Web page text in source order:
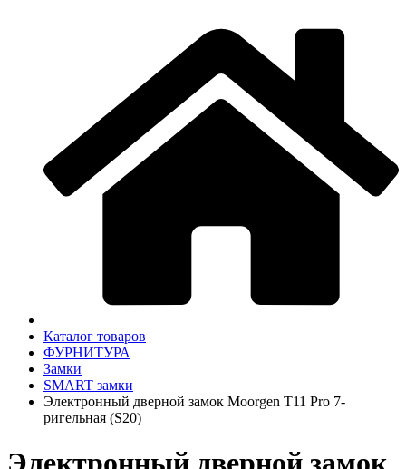
Каталог товаров
ФУРНИТУРА
Замки
SMART замки
Электронный дверной замок Moorgen T11 Pro 7-
ригельная (S20)